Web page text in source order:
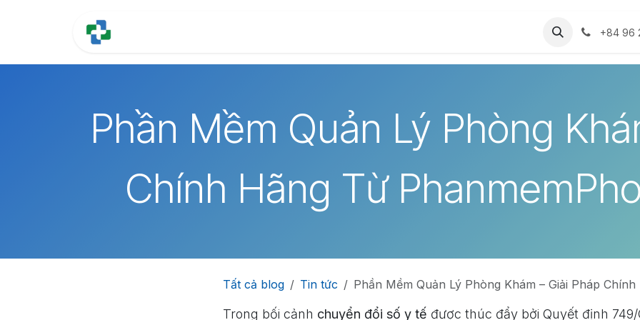
Thư viện ảnh Tài
+84 96
Phần Mềm Quản Lý Phòng
Chính Hãng Từ
Tất cả blog Tin tức Phần Mềm Quản Lý Phòng Khám – Giải Pháp Chính Hãng Từ
Trong bối cảnh chuyển đổi số y tế được thúc đẩy bởi Quyết định